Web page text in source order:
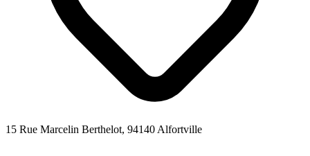
15 Rue Marcelin Berthelot, 94140 Alfortville